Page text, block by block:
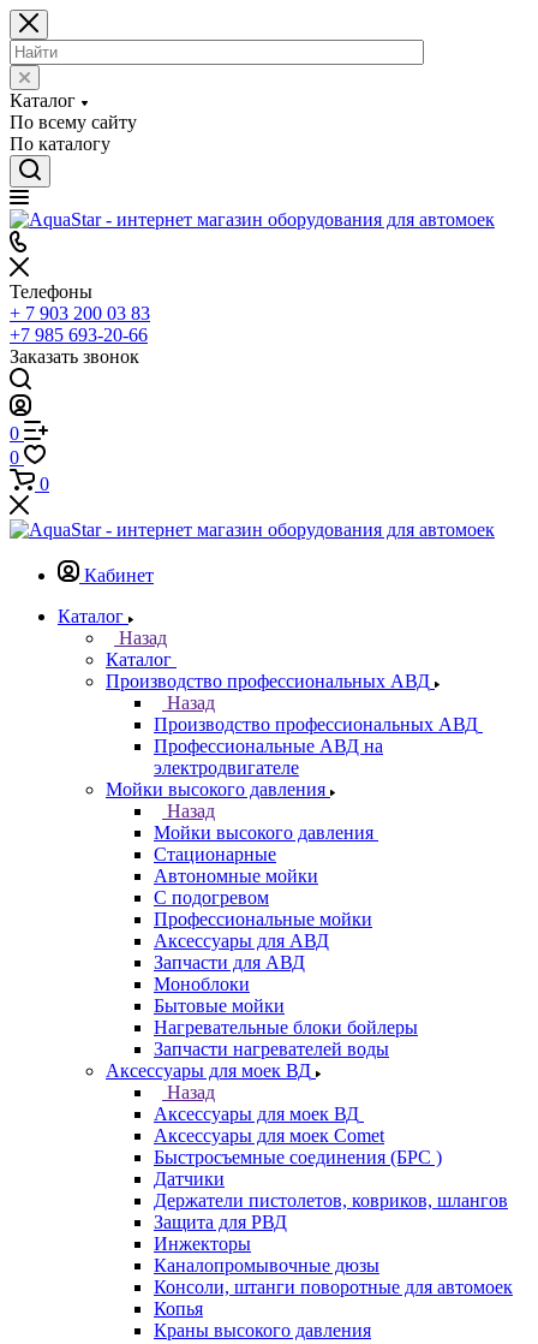
Каталог
По всему сайту
По каталогу
Телефоны
+ 7 903 200 03 83
+7 985 693-20-66
Заказать звонок
0
0
0
Кабинет
Каталог
Назад
Каталог
Производство профессиональных АВД
Назад
Производство профессиональных АВД
Профессиональные АВД на
электродвигателе
Мойки высокого давления
Назад
Мойки высокого давления
Стационарные
Автономные мойки
С подогревом
Профессиональные мойки
Аксессуары для АВД
Запчасти для АВД
Моноблоки
Бытовые мойки
Нагревательные блоки бойлеры
Запчасти нагревателей воды
Аксессуары для моек ВД
Назад
Аксессуары для моек ВД
Аксессуары для моек Comet
Быстросъемные соединения (БРС )
Датчики
Держатели пистолетов, ковриков, шлангов
Защита для РВД
Инжекторы
Каналопромывочные дюзы
Консоли, штанги поворотные для автомоек
Копья
Краны высокого давления